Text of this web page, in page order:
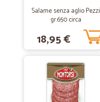
Tutto ottimo
Tutto ottimo ! Grazie !
Salame senza aglio Pezzi
gr.650 circa
18,95 €